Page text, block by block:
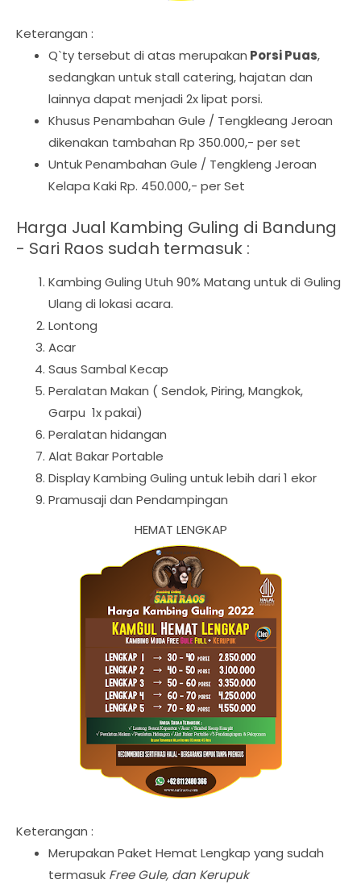
Keterangan :
Q`ty tersebut di atas merupakan Porsi Puas,
sedangkan untuk stall catering, hajatan dan
lainnya dapat menjadi 2x lipat porsi.
Khusus Penambahan Gule / Tengkleang Jeroan
dikenakan tambahan Rp 350.000,- per set
Untuk Penambahan Gule / Tengkleng Jeroan
Kelapa Kaki Rp. 450.000,- per Set
Harga Jual Kambing Guling di Bandung
- Sari Raos sudah termasuk :
Kambing Guling Utuh 90% Matang untuk di Guling
Ulang di lokasi acara.
Lontong
Acar
Saus Sambal Kecap
Peralatan Makan ( Sendok, Piring, Mangkok,
Garpu 1x pakai)
Peralatan hidangan
Alat Bakar Portable
Display Kambing Guling untuk lebih dari 1 ekor
Pramusaji dan Pendampingan
HEMAT LENGKAP
Keterangan :
Merupakan Paket Hemat Lengkap yang sudah
termasuk Free Gule, dan Kerupuk